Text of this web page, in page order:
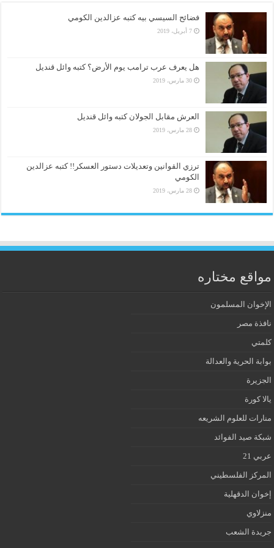
فضائح السيسي بيه كتبه عزالدين الكومي
7 أبريل، 2019
هل يعرف عرب ترامب يوم الأرض؟ كتبه وائل قنديل
30 مارس، 2019
العرش مقابل الجولان كتبه وائل قنديل
28 مارس، 2019
ترزي القوانين وتعديلات دستور العسكر!! كتبه عزالدين
الكومي
28 مارس، 2019
مواقع مختاره
الإخوان المسلمون
نافذة مصر
كلمتي
بوابة الحرية والعدالة
الجزيرة
يالا كورة
منارات للعلوم الشريعه
شبكة صيد الفوائد
عربي 21
المركز الفلسطيني
إخوان الدقهلية
منزلاوي
جريدة الشعب